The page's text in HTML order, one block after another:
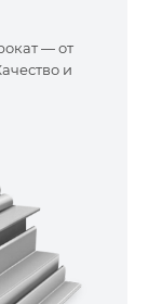
— от
и